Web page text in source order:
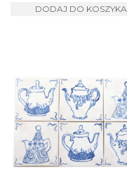
DODAJ DO KOSZYKA